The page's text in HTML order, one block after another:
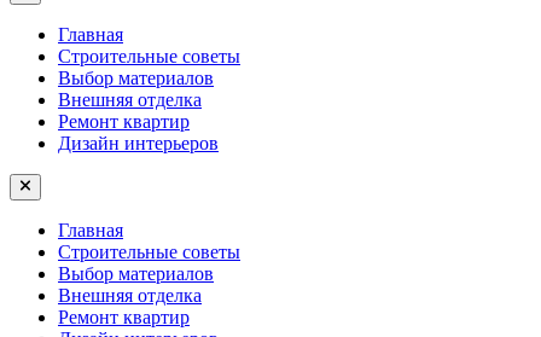
Главная
Строительные советы
Выбор материалов
Внешняя отделка
Ремонт квартир
Дизайн интерьеров
Главная
Строительные советы
Выбор материалов
Внешняя отделка
Ремонт квартир